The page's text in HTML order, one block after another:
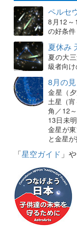
ペルセ
8月12～
の好条件
夏休み
夏の大
級者向
8月の
金星（
土星（
角／12
13日未
金星が
と金星
「星空ガイド 」